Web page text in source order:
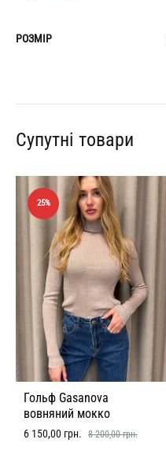
РОЗМІР
Супутні товари
25%
Гольф Gasanova
вовняний мокко
6 150,00 грн. 8 200,00грн.